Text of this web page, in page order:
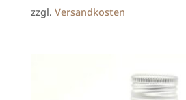
zzgl. Versandkosten